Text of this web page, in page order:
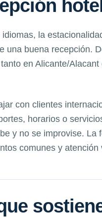
la
una buena recepción.
en Alicante/
con clientes
horarios o
y no se improvise. La
comunes y atención